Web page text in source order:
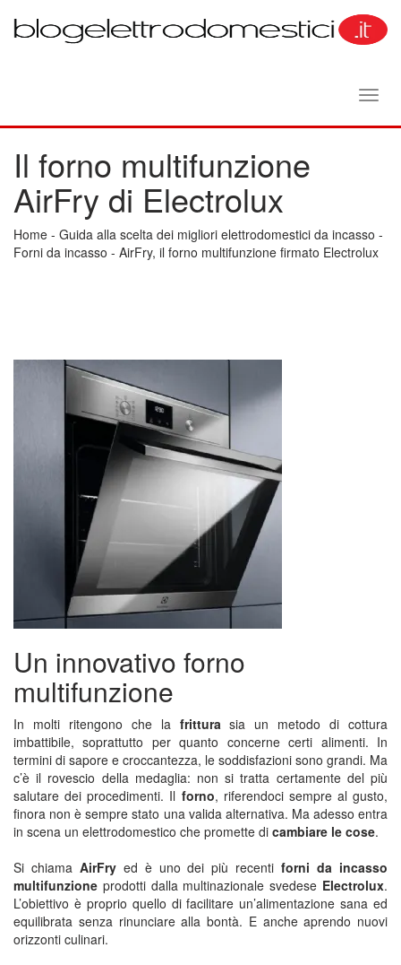
Il forno multifunzione
AirFry di Electrolux
Home - Guida alla scelta dei migliori elettrodomestici da incasso -
Forni da incasso - AirFry, il forno multifunzione firmato Electrolux
Un innovativo forno
multifunzione
In molti ritengono che la fritturasia un metodo di cottura
imbattibile, soprattutto per quanto concerne certi alimenti. In
termini di sapore e croccantezza, le soddisfazioni sono grandi. Ma
c’è il rovescio della medaglia: non si tratta certamente del più
salutare dei procedimenti. Il forno, riferendoci sempre al gusto,
finora non è sempre stato una valida alternativa. Ma adesso entra
in scena un elettrodomestico che promette di cambiare le cose.
Si chiama AirFryed è uno dei più recentiforni da incasso
multifunzione prodotti dalla multinazionale svedese Electrolux.
L’obiettivo è proprio quello di facilitare un’alimentazione sana ed
equilibrata senza rinunciare alla bontà. E anche aprendo nuovi
orizzonti culinari.